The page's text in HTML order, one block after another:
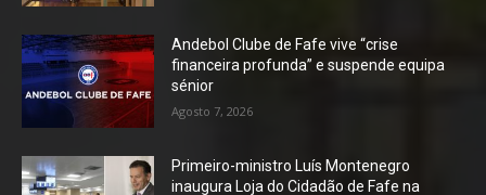
Andebol Clube de Fafe vive “crise
financeira profunda” e suspende equipa
sénior
Agosto 7, 2026
Primeiro-ministro Luís Montenegro
inaugura Loja do Cidadão de Fafe na